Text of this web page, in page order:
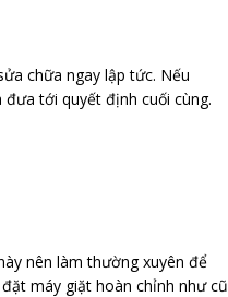
chữa ngay lập tức. Nếu
đưa tới quyết định cuối cùng.
nên làm thường xuyên để
máy giặt hoàn chỉnh như cũ